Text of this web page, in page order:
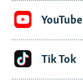
YouTube
Tik Tok